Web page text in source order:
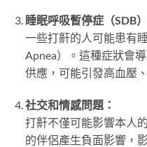
睡眠呼吸暫停症（SDB）
一些打鼾的人可能患有
Apnea）。這種症狀會
供應，可能引發高血壓
社交和情感問題：
打鼾不僅可能影響本人
的伴侶產生負面影響，